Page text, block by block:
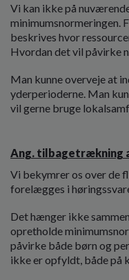
Vi kan ikke på
minimumsnormeringen.
beskrives hvor
Hvordan det vil påvirke
Man kunne overveje at
yderperioderne. Man
vil gerne bruge
Ang. tilbagetrækning
Vi bekymrer os over de
forelægges i
Det hænger ikke
opretholde
påvirke både børn og
ikke er opfyldt, både på